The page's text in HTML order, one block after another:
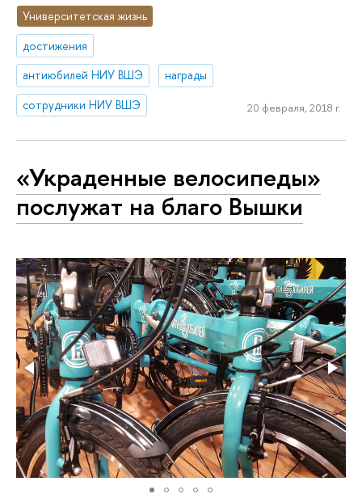
Университетская жизнь
достижения
антиюбилей НИУ ВШЭ
награды
сотрудники НИУ ВШЭ
20 февраля, 2018 г.
«Украденные велосипеды»
послужат на благо Вышки